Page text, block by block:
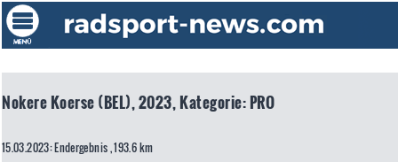
Nokere Koerse (BEL), 2023, Kategorie: PRO
15.03.2023: Endergebnis , 193.6 km